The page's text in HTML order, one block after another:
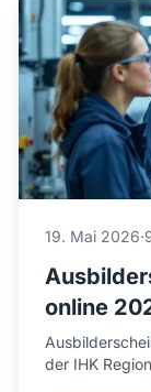
19. Mai 2026·
online
der IHK